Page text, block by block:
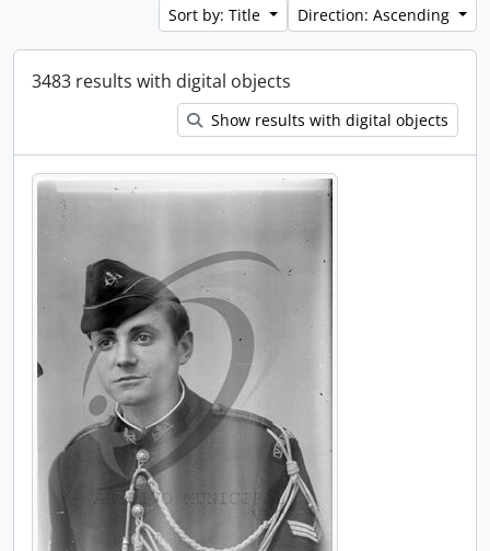
Sort by: Title
Direction: Ascending
3483 results with digital objects
Show results with digital objects